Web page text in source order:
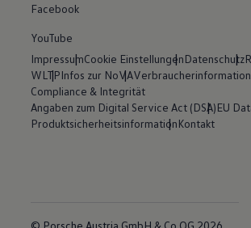
Facebook
YouTube
ImpressumCookie EinstellungenDatenschutz
WLTPInfos zur NoVA
Compliance & Integrität
Angaben zum Digital Service Act (DSA)EU
ProduktsicherheitsinformationKontakt
© Porsche Austria GmbH & Co OG 2026